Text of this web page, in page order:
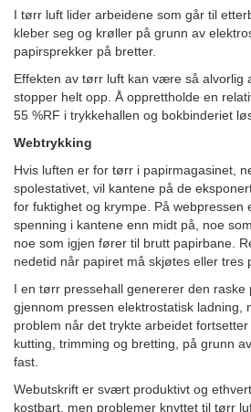
I tørr luft lider arbeidene som går til
kleber seg og krøller på grunn av
papirsprekker på bretter.
Effekten av tørr luft kan være så alvorlig
stopper helt opp. Å opprettholde en
55 %RF i trykkehallen og bokbinderiet
Webtrykking
Hvis luften er for tørr i papirmagasinet,
spolestativet, vil kantene på de
for fuktighet og krympe. På webpressen
spenning i kantene enn midt på, noe
noe som igjen fører til brutt papirbane.
nedetid når papiret må skjøtes eller tres
I en tørr pressehall genererer den raske
gjennom pressen elektrostatisk ladning,
problem når det trykte arbeidet
kutting, trimming og bretting, på grunn
fast.
Webutskrift er svært produktivt og
kostbart, men problemer knyttet til tørr